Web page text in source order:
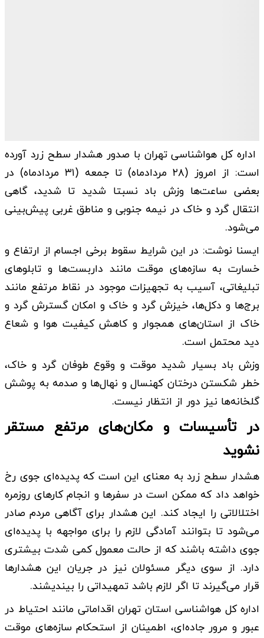
اداره کل هواشناسی تهران با صدور هشدار سطح زرد آورده
است: از امروز (۲۸ مردادماه) تا جمعه (۳۱ مردادماه) در
بعضی ساعت‌ها وزش باد نسبتا شدید تا شدید، گاهی
انتقال گرد و خاک در نیمه جنوبی و مناطق غربی پیش‌بینی
می‌شود.
ایسنا نوشت: در این شرایط سقوط برخی اجسام از ارتفاع و
خسارت به سازه‌های موقت مانند داربست‌ها و تابلوهای
تبلیغاتی، آسیب به تجهیزات موجود در نقاط مرتفع مانند
برج‌ها و دکل‌ها، خیزش گرد و خاک و امکان گسترش گرد و
خاک از استان‌های همجوار و کاهش کیفیت هوا و شعاع
دید محتمل است.
وزش باد بسیار شدید موقت و وقوع طوفان گرد و خاک،
خطر شکستن درختان کهنسال و نهال‌ها و صدمه به پوشش
گلخانه‌ها نیز دور از انتظار نیست.
در تأسیسات و مکان‌های مرتفع مستقر
نشوید
هشدار سطح زرد به معنای این است که پدیده‌ای جوی رخ
خواهد داد که ممکن است در سفرها و انجام کارهای روزمره
اختلالاتی را ایجاد کند. این هشدار برای آگاهی مردم صادر
می‌شود تا بتوانند آمادگی لازم را برای مواجهه با پدیده‌ای
جوی داشته باشند که از حالت معمول کمی شدت بیشتری
دارد. از سوی دیگر مسئولان نیز در جریان این هشدارها
قرار می‌گیرند تا اگر لازم باشد تمهیداتی را بیندیشند.
اداره کل هواشناسی استان تهران اقداماتی مانند احتیاط در
عبور و مرور جاده‌ای، اطمینان از استحکام سازه‌های موقت